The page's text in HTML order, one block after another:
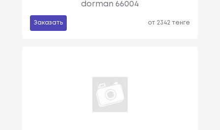
dorman 66004
Заказать от 2342 тенге